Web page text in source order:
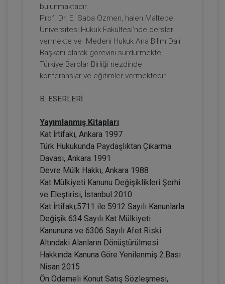
Sözleşmesi Yapılmasına Bağlı Yanılgılar
Video Eğitimi
300 TL
Hukuk Eğitim
bulunmaktadır.
Prof. Dr. E. Saba Özmen, halen Maltepe
Üniversitesi Hukuk Fakültesi’nde dersler
vermekte ve Medeni Hukuk Ana Bilim Dalı
Başkanı olarak görevini sürdürmekte,
Türkiye Barolar Birliği nezdinde
konferanslar ve eğitimler vermektedir.
B. ESERLERİ
Yayımlanmış Kitapları
Kat İrtifakı, Ankara 1997
Türk Hukukunda Paydaşlıktan Çıkarma
Davası, Ankara 1991
Devre Mülk Hakkı, Ankara 1988
Kat Mülkiyeti Kanunu Değişiklikleri Şerhi
ve Eleştirisi, İstanbul 2010
Kat İrtifakı,5711 ile 5912 Sayılı Kanunlarla
Değişik 634 Sayılı Kat Mülkiyeti
Kanununa ve 6306 Sayılı Afet Riski
Altındaki Alanların Dönüştürülmesi
Hakkında Kanuna Göre Yenilenmiş 2.Bası
Nisan 2015
Ön Ödemeli Konut Satış Sözleşmesi,